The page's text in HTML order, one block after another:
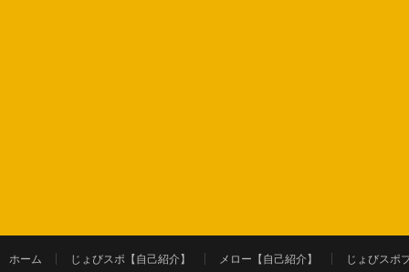
ホーム じょびスポ【自己紹介】 メロー【自己紹介】 じょびスポ